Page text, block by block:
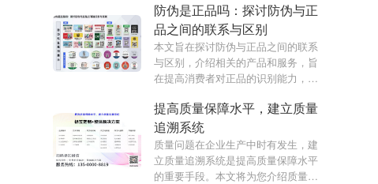
案，帮助您更好地保护品牌。
防伪是正品吗：探讨防伪与正
品之间的联系与区别
本文旨在探讨防伪与正品之间的联系
与区别，介绍相关的产品和服务，旨
在提高消费者对正品的识别能力，增
提高质量保障水平，建立质量
追溯系统
质量问题在企业生产中时有发生，建
立质量追溯系统是提高质量保障水平
的重要手段。本文将为您介绍质量追